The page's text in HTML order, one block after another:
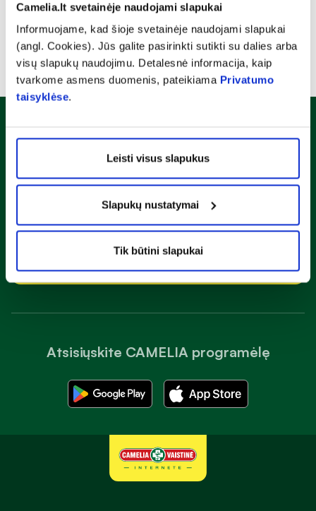
Camelia.lt svetainėje naudojami slapukai
Informuojame, kad šioje svetainėje naudojami slapukai
(angl. Cookies). Jūs galite pasirinkti sutikti su dalies arba
visų slapukų naudojimu. Detalesnė informacija, kaip
tvarkome asmens duomenis, pateikiama Privatumo
taisyklėse.
Leisti visus slapukus
Slapukų nustatymai
Tik būtini slapukai
Atsisiųskite CAMELIA programėlę
Sužinok apie nuolaidas ir specialius pasiūlymus!
Susipažinau ir sutinku suprivatumo taisyklėmis
Prenumeruoti